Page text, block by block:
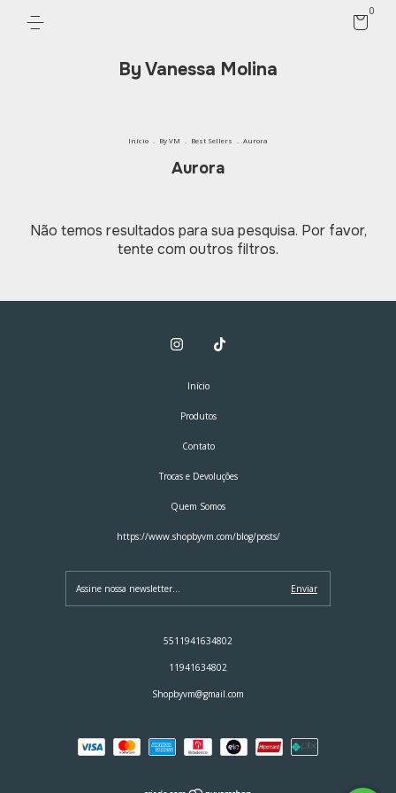
By Vanessa Molina
0
Início By VM Best Sellers Aurora
Aurora
Não temos resultados para sua pesquisa. Por favor,
tente com outros filtros.
Início
Produtos
Contato
Trocas e Devoluções
Quem Somos
https://www.shopbyvm.com/blog/posts/
5511941634802
11941634802
Shopbyvm@gmail.com